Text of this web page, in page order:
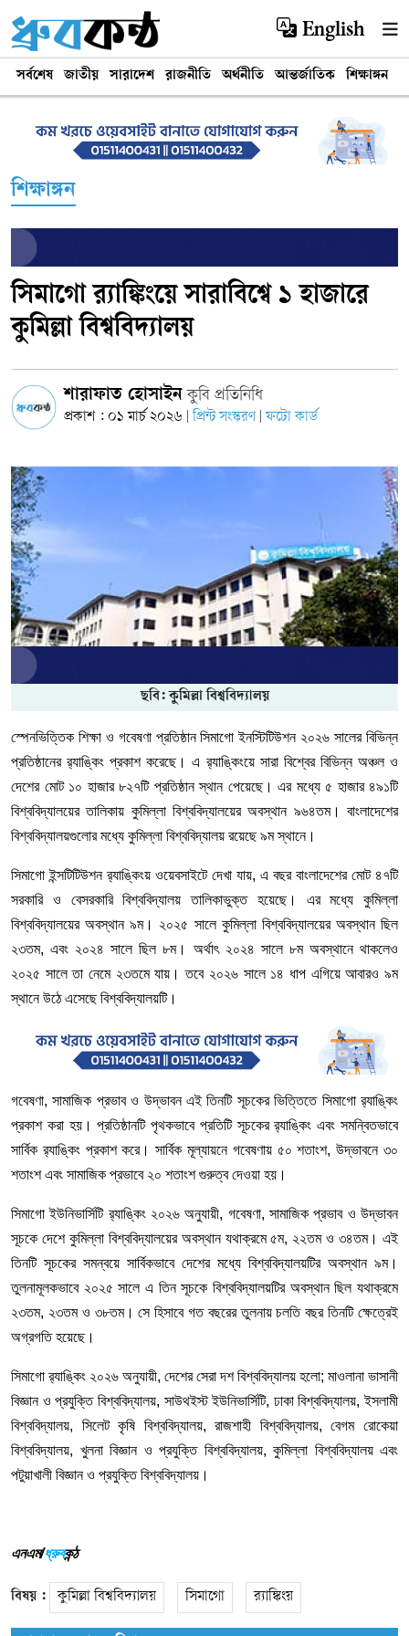
English
সর্বশেষ জাতীয় সারাদেশ রাজনীতি অর্থনীতি আন্তর্জাতিক শিক্ষাঙ্গন
শিক্ষাঙ্গন
‎সিমাগো র‌্যাঙ্কিংয়ে সারাবিশ্বে ১ হাজারে
কুমিল্লা বিশ্ববিদ্যালয়
শারাফাত হোসাইনকুবি প্রতিনিধি
প্রকাশ : ০১ মার্চ ২০২৬ প্রিন্ট সংস্করণ ফটো কার্ড
ছবি: কুমিল্লা বিশ্ববিদ্যালয়
স্পেনভিত্তিক শিক্ষা ও গবেষণা প্রতিষ্ঠান সিমাগো ইনস্টিটিউশন ২০২৬ সালের বিভিন্ন
প্রতিষ্ঠানের র‌্যাঙ্কিং প্রকাশ করেছে। এ র‌্যাঙ্কিংয়ে সারা বিশ্বের বিভিন্ন অঞ্চল ও
দেশের মোট ১০ হাজার ৮২৭টি প্রতিষ্ঠান স্থান পেয়েছে। এর মধ্যে ৫ হাজার ৪৯১টি
বিশ্ববিদ্যালয়ের তালিকায় কুমিল্লা বিশ্ববিদ্যালয়ের অবস্থান ৯৬৪তম। বাংলাদেশের
বিশ্ববিদ্যালয়গুলোর মধ্যে কুমিল্লা বিশ্ববিদ্যালয় রয়েছে ৯ম স্থানে।
সিমাগো ইন্সটিটিউশন র‌্যাঙ্কিংয় ওয়েবসাইটে দেখা যায়, এ বছর বাংলাদেশের মোট ৪৭টি
সরকারি ও বেসরকারি বিশ্ববিদ্যালয় তালিকাভুক্ত হয়েছে। এর মধ্যে কুমিল্লা
বিশ্ববিদ্যালয়ের অবস্থান ৯ম। ২০২৫ সালে কুমিল্লা বিশ্ববিদ্যালয়ের অবস্থান ছিল
২৩তম, এবং ২০২৪ সালে ছিল ৮ম। অর্থাৎ ২০২৪ সালে ৮ম অবস্থানে থাকলেও
২০২৫ সালে তা নেমে ২৩তমে যায়। তবে ২০২৬ সালে ১৪ ধাপ এগিয়ে আবারও ৯ম
স্থানে উঠে এসেছে বিশ্ববিদ্যালয়টি।
গবেষণা, সামাজিক প্রভাব ও উদ্ভাবন এই তিনটি সূচকের ভিত্তিতে সিমাগো র‌্যাঙ্কিং
প্রকাশ করা হয়। প্রতিষ্ঠানটি পৃথকভাবে প্রতিটি সূচকের র‌্যাঙ্কিং এবং সমন্বিতভাবে
সার্বিক র‌্যাঙ্কিং প্রকাশ করে। সার্বিক মূল্যায়নে গবেষণায় ৫০ শতাংশ, উদ্ভাবনে ৩০
শতাংশ এবং সামাজিক প্রভাবে ২০ শতাংশ গুরুত্ব দেওয়া হয়।
সিমাগো ইউনিভার্সিটি র‌্যাঙ্কিং ২০২৬ অনুযায়ী, গবেষণা, সামাজিক প্রভাব ও উদ্ভাবন
সূচকে দেশে কুমিল্লা বিশ্ববিদ্যালয়ের অবস্থান যথাক্রমে ৫ম, ২২তম ও ৩৪তম। এই
তিনটি সূচকের সমন্বয়ে সার্বিকভাবে দেশের মধ্যে বিশ্ববিদ্যালয়টির অবস্থান ৯ম।
তুলনামূলকভাবে ২০২৫ সালে এ তিন সূচকে বিশ্ববিদ্যালয়টির অবস্থান ছিল যথাক্রমে
২৩তম, ২৩তম ও ৩৮তম। সে হিসাবে গত বছরের তুলনায় চলতি বছর তিনটি ক্ষেত্রেই
অগ্রগতি হয়েছে।
সিমাগো র‌্যাঙ্কিং ২০২৬ অনুযায়ী, দেশের সেরা দশ বিশ্ববিদ্যালয় হলো; মাওলানা ভাসানী
বিজ্ঞান ও প্রযুক্তি বিশ্ববিদ্যালয়, সাউথইস্ট ইউনিভার্সিটি, ঢাকা বিশ্ববিদ্যালয়, ইসলামী
বিশ্ববিদ্যালয়, সিলেট কৃষি বিশ্ববিদ্যালয়, রাজশাহী বিশ্ববিদ্যালয়, বেগম রোকেয়া
বিশ্ববিদ্যালয়, খুলনা বিজ্ঞান ও প্রযুক্তি বিশ্ববিদ্যালয়, কুমিল্লা বিশ্ববিদ্যালয় এবং
পটুয়াখালী বিজ্ঞান ও প্রযুক্তি বিশ্ববিদ্যালয়।
এনএম/ধ্রুবকন্ঠ
বিষয় : কুমিল্লা বিশ্ববিদ্যালয় সিমাগো র‌্যাঙ্কিংয়